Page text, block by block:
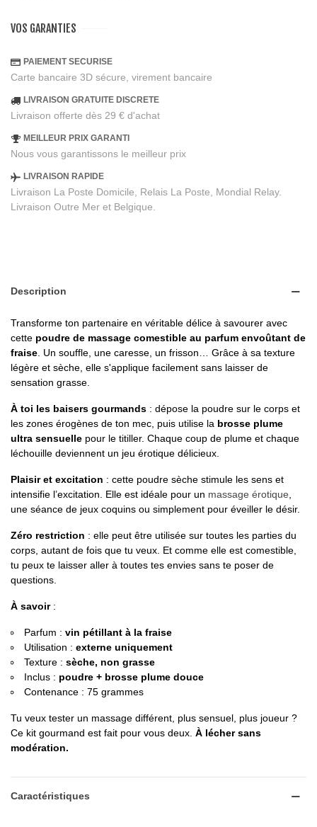
VOS GARANTIES
PAIEMENT SECURISE
Carte bancaire 3D sécure, virement bancaire
LIVRAISON GRATUITE DISCRETE
Livraison offerte dès 29 € d'achat
MEILLEUR PRIX GARANTI
Nous vous garantissons le meilleur prix
LIVRAISON RAPIDE
Livraison La Poste Domicile, Relais La Poste, Mondial Relay.
Livraison Outre Mer et Belgique.
Description
Transforme ton partenaire en véritable délice à savourer avec
cette poudre de massage comestible au parfum envoûtant de
fraise . Un souffle, une caresse, un frisson… Grâce à sa texture
légère et sèche, elle s'applique facilement sans laisser de
sensation grasse.
À toi les baisers gourmands : dépose la poudre sur le corps et
les zones érogènes de ton mec, puis utilise la brosse plume
ultra sensuelle pour le titiller. Chaque coup de plume et chaque
léchouille deviennent un jeu érotique délicieux.
Plaisir et excitation : cette poudre sèche stimule les sens et
intensifie l’excitation. Elle est idéale pour un massage érotique
une séance de jeux coquins ou simplement pour éveiller le désir.
Zéro restriction : elle peut être utilisée sur toutes les parties du
corps, autant de fois que tu veux. Et comme elle est comestible,
tu peux te laisser aller à toutes tes envies sans te poser de
questions.
À savoir:
Parfum : vin pétillant à la fraise
Utilisation : externe uniquement
Texture : sèche, non grasse
Inclus : poudre + brosse plume douce
Contenance : 75 grammes
Tu veux tester un massage différent, plus sensuel, plus joueur ?
Ce kit gourmand est fait pour vous deux. À lécher sans
modération.
Caractéristiques